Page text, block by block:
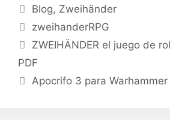
Categorías
Blog, Zweihänder
Etiquetas
zweihanderRPG
ZWEIHÄNDER el juego de
PDF
Apocrifo 3 para Warhammer